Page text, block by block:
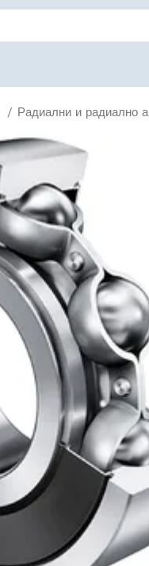
Радиални и радиално